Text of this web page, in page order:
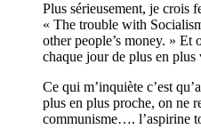
Plus sérieusement, je crois
« The trouble with
other people’s money. » Et
chaque jour de plus en
Ce qui m’inquiète c’est
plus en plus proche, on ne
communisme…. l’aspirine